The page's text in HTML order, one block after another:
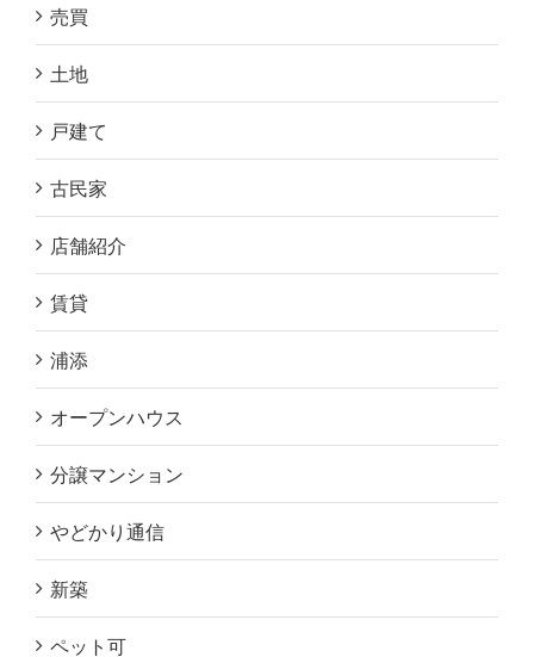
売買
土地
戸建て
古民家
店舗紹介
賃貸
浦添
オープンハウス
分譲マンション
やどかり通信
新築
ペット可